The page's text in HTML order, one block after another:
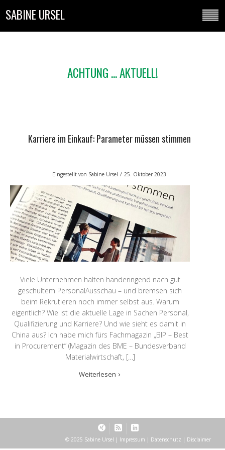
SABINE URSEL
ACHTUNG ... AKTUELL!
Karriere im Einkauf: Parameter müssen stimmen
Eingestellt von Sabine Ursel / 25. Oktober 2023
Viele Unternehmen halten händeringend nach gut
geschultem PersonalAusschau – und bremsen sich
beim Rekrutieren noch immer selbst aus. Warum
eigentlich? Wie ist die aktuelle Lage in Sachen Personal,
Qualifizierung und Karriere? Und wie sieht es damit in
China aus? Ich habe mich fürs Fachmagazin „BIP – Best
in Procurement“ (Magazin des BME – Bundesverband
Materialwirtschaft, […]
Weiterlesen
© 2025 Sabine Ursel | Impressum | Datenschutz | Disclaimer